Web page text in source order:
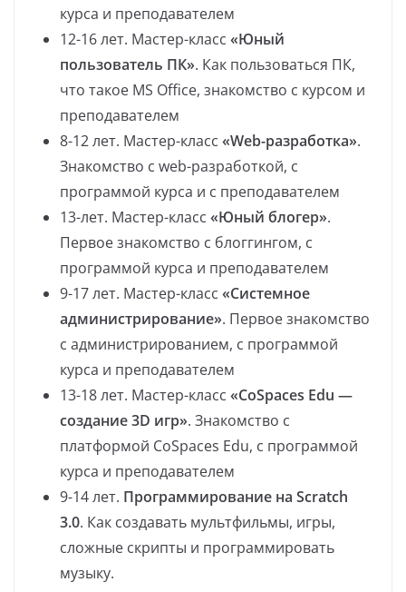
курса и преподавателем
12-16 лет. Мастер-класс «Юный
пользователь ПК». Как пользоваться ПК,
что такое MS Office, знакомство с курсом и
преподавателем
8-12 лет. Мастер-класс «Web-разработка».
Знакомство с web-разработкой, с
программой курса и с преподавателем
13-лет. Мастер-класс «Юный блогер».
Первое знакомство с блоггингом, с
программой курса и преподавателем
9-17 лет. Мастер-класс «Системное
администрирование». Первое знакомство
с администрированием, с программой
курса и преподавателем
13-18 лет. Мастер-класс «CoSpaces Edu —
создание 3D игр». Знакомство с
платформой CoSpaces Edu, с программой
курса и преподавателем
9-14 лет. Программирование на Scratch
3.0. Как создавать мультфильмы, игры,
сложные скрипты и программировать
музыку.